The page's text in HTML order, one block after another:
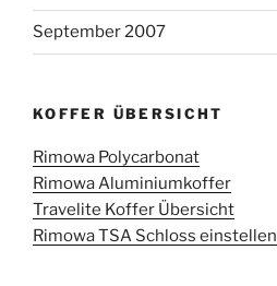
September 2007
KOFFER ÜBERSICHT
Rimowa Polycarbonat
Rimowa Aluminiumkoffer
Travelite Koffer Übersicht
Rimowa TSA Schloss einstellen